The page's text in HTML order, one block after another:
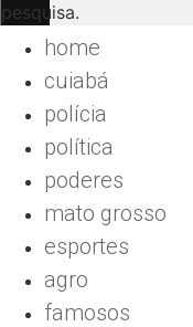
pesquisa.
home
cuiabá
polícia
política
poderes
mato grosso
esportes
agro
famosos